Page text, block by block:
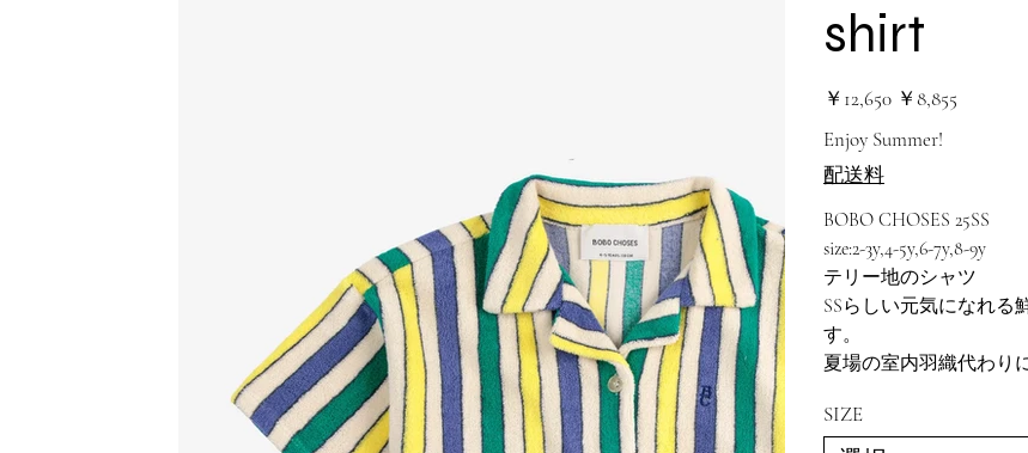
shirt
元
の
格
￥12,650
セ
ー
価
￥8,855
Enjoy Summer!
配送料
BOBO CHOSES 25SS
size:2-3y,4-5y,6-7y,8-9y
テリー地のシャツ
SSらしい元気になれる
す。
夏場の室内羽織代わり
SIZE